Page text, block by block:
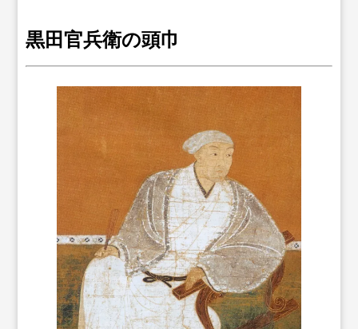
黒田官兵衛の頭巾